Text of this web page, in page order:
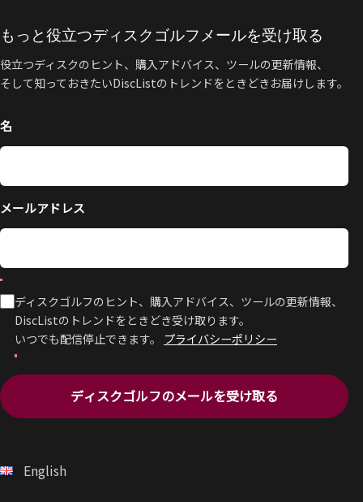
もっと役立つディスクゴルフメールを受け取る
役立つディスクのヒント、購入アドバイス、ツールの更新情報、
そして知っておきたいDiscListのトレンドをときどきお届けします。
名
メールアドレス
ディスクゴルフのヒント、購入アドバイス、ツールの更新情報、
DiscListのトレンドをときどき受け取ります。
いつでも配信停止できます。 プライバシーポリシー
ディスクゴルフのメールを受け取る
English